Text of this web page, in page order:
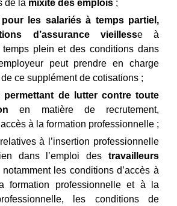
de la mixité des emplois ;
pour les salariés à temps partiel,
d’assurance vieillesse à
temps plein et des conditions dans
peut prendre en charge
ce supplément de cotisations ;
permettant de lutter contre toute
en matière de recrutement,
à la formation professionnelle ;
à l’insertion professionnelle
dans l’emploi des travailleurs
notamment les conditions d’accès à
formation professionnelle et à la
les conditions de